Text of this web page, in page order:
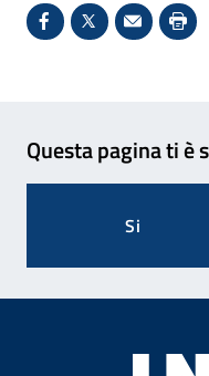
Condividi su
X - SitoInvio
Questa pagina ti è
Si